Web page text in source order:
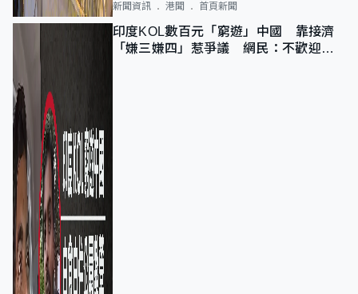
新聞資訊 港聞 首頁新聞
印度KOL數百元「窮遊」中國 靠接濟
「嫌三嫌四」惹爭議 網民：不歡迎劣